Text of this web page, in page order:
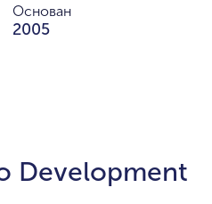
Основан
2005
Development